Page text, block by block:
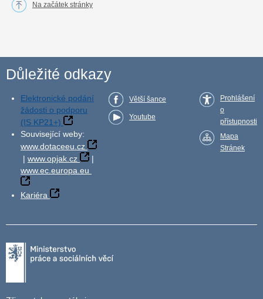
Na začátek stránky
Důležité odkazy
Elektronické podání
žádosti o podporu
(IS KP21+)
Související weby:
www.dotaceeu.cz
| www.opjak.cz
|
www.ec.europa.eu
Kariéra
Větší šance
Youtube
Prohlášení
o
přístupnosti
Mapa
Stránek